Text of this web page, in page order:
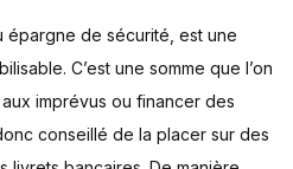
épargne de sécurité, est une
C’est une somme que l’on
imprévus ou financer des
conseillé de la placer sur des